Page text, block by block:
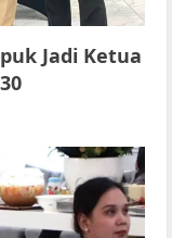
Jadi Ketua